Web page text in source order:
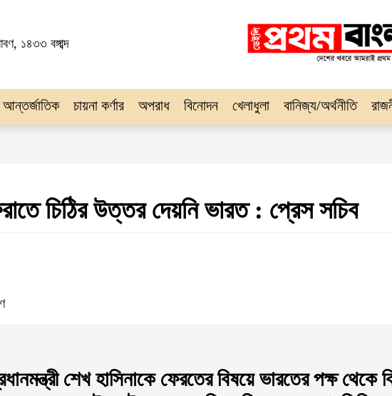
১৪৩৩ বঙ্গাব্দ
আন্তর্জাতিক চায়না কর্ণার অপরাধ বিনোদন খেলাধুলা বানিজ্য/অর্থনীতি
চিঠির উত্তর দেয়নি ভারত : প্রেস সচিব
শেখ হাসিনাকে ফেরতের বিষয়ে ভারতের পক্ষ থেকে